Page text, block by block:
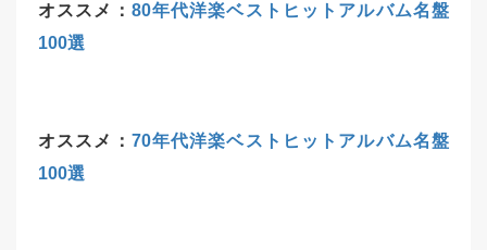
オススメ： 80年代洋楽ベストヒットアルバム名盤
100選
オススメ： 70年代洋楽ベストヒットアルバム名盤
100選